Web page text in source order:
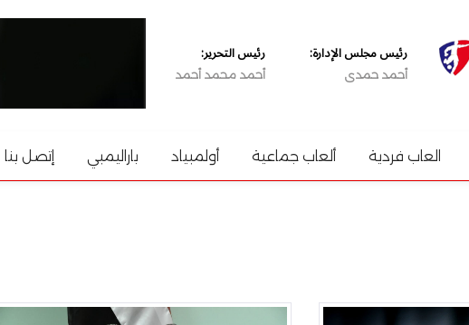
رئيس مجلس الإدارة:
أحمد حمدى
رئيس التحرير:
أحمد محمد أحمد
العاب فردية ألعاب جماعية أولمبياد باراليمبي إتصل بنا